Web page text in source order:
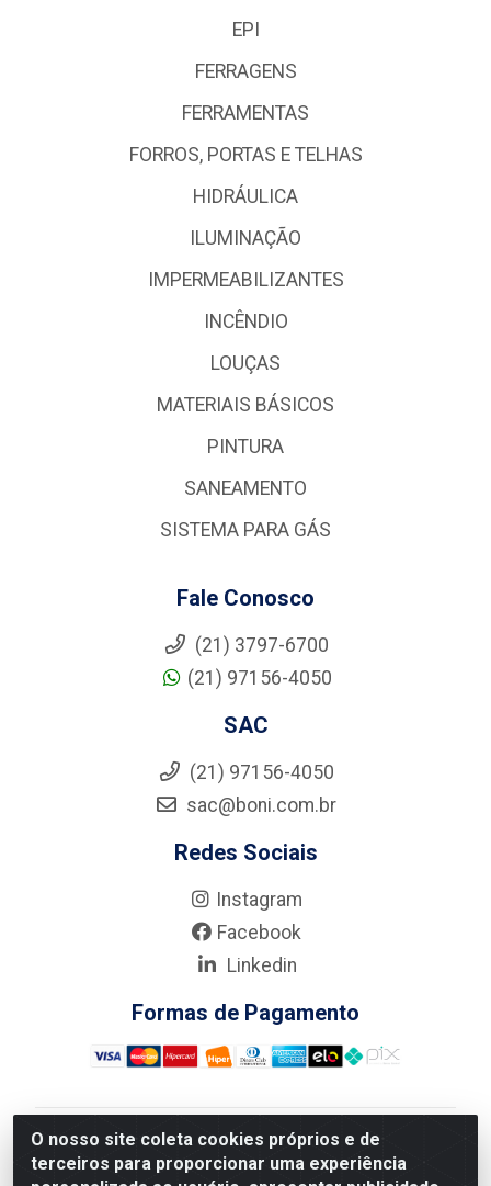
O nosso site coleta cookies próprios e de
terceiros para proporcionar uma experiência
EPI
FERRAGENS
FERRAMENTAS
FORROS, PORTAS E TELHAS
HIDRÁULICA
ILUMINAÇÃO
IMPERMEABILIZANTES
INCÊNDIO
LOUÇAS
MATERIAIS BÁSICOS
PINTURA
SANEAMENTO
SISTEMA PARA GÁS
Fale Conosco
(21) 3797-6700
(21) 97156-4050
SAC
(21) 97156-4050
sac@boni.com.br
Redes Sociais
Instagram
Facebook
Linkedin
Formas de Pagamento
Nova Boni Distribuidora de Material de Construção LTDA
- Rua Alice Tibiriçá, 330 - Vila Da Penha, Rio de